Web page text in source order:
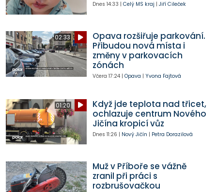
Dnes 14:33 | Celý MS kraj | Jiří Cileček
02:33
Opava rozšiřuje parkování.
Přibudou nová místa i
změny v parkovacích
zónách
Včera 17:24| Opava | Yvona Fajtová
01:20
Když jde teplota nad třicet,
ochlazuje centrum Nového
Jičína kropicí vůz
Dnes 11:26 | Nový Jičín | Petra Dorazilová
Muž v Příboře se vážně
zranil při práci s
rozbrušovačkou